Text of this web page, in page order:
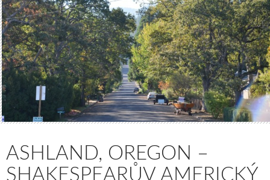
ASHLAND, OREGON –
SHAKESPEARŮV AMERICKÝ